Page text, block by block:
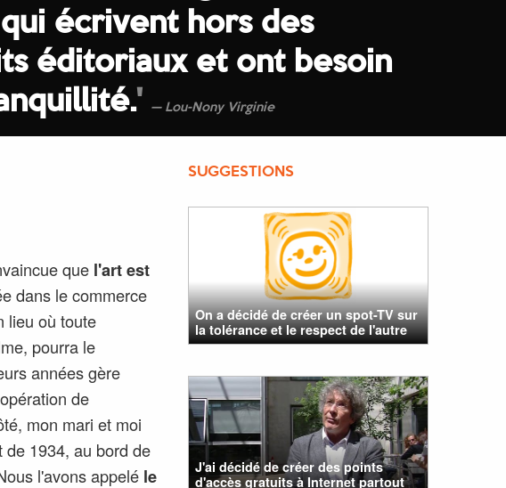
écrivent hors des
éditoriaux et ont besoin
' Lou-Nony Virginie
que l'art est
dans le commerce
lieu où toute
pourra le
années gère
de
mon mari et moi
1934, au bord de
l'avons appelé le
SUGGESTIONS
On a décidé de créer un spot-TV sur
la tolérance et le respect de l'autre
J'ai décidé de créer des points
d'accès gratuits à Internet partout